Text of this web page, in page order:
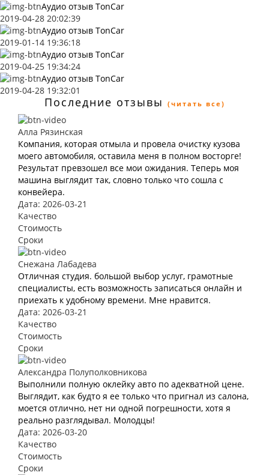
Аудио отзыв TonCar
2019-04-28 20:02:39
Аудио отзыв TonCar
2019-01-14 19:36:18
Аудио отзыв TonCar
2019-04-25 19:34:24
Аудио отзыв TonCar
2019-04-28 19:32:01
Последние отзывы (читать все)
Алла Рязинская
Компания, которая отмыла и провела очистку кузова
моего автомобиля, оставила меня в полном восторге!
Результат превзошел все мои ожидания. Теперь моя
машина выглядит так, словно только что сошла с
конвейера.
Дата: 2026-03-21
Качество
Стоимость
Сроки
Снежана Лабадева
Отличная студия. большой выбор услуг, грамотные
специалисты, есть возможность записаться онлайн и
приехать к удобному времени. Мне нравится.
Дата: 2026-03-21
Качество
Стоимость
Сроки
Александра Полуполковникова
Выполнили полную оклейку авто по адекватной цене.
Выглядит, как будто я ее только что пригнал из салона,
моется отлично, нет ни одной погрешности, хотя я
реально разглядывал. Молодцы!
Дата: 2026-03-20
Качество
Стоимость
Сроки